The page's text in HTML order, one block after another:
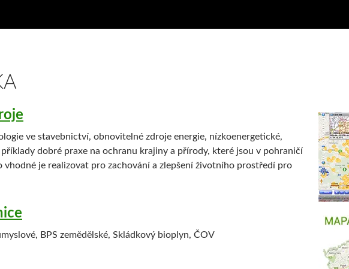
ve stavebnictví, obnovitelné zdroje energie, nízkoenergetické,
dobré praxe na ochranu krajiny a přírody, které jsou v pohraničí
vhodné je realizovat pro zachování a zlepšení životního prostředí pro
BPS zemědělské, Skládkový bioplyn, ČOV